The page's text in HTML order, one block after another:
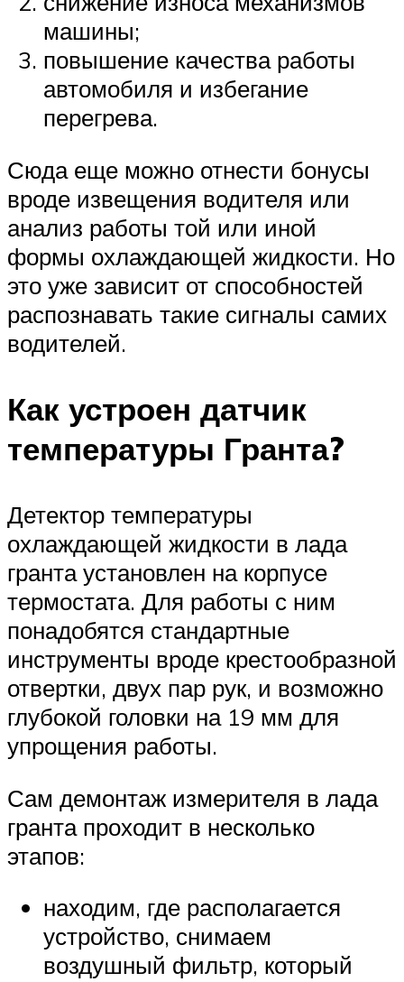
машины;
повышение качества работы
автомобиля и избегание
перегрева.
Сюда еще можно отнести бонусы
вроде извещения водителя или
анализ работы той или иной
формы охлаждающей жидкости. Но
это уже зависит от способностей
распознавать такие сигналы самих
водителей.
Как устроен датчик
температуры Гранта?
Детектор температуры
охлаждающей жидкости в лада
гранта установлен на корпусе
термостата. Для работы с ним
понадобятся стандартные
инструменты вроде крестообразной
отвертки, двух пар рук, и возможно
глубокой головки на 19 мм для
упрощения работы.
Сам демонтаж измерителя в лада
гранта проходит в несколько
этапов:
находим, где располагается
устройство, снимаем
воздушный фильтр, который